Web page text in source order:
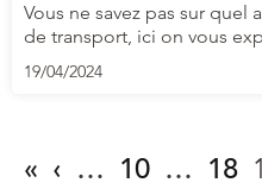
Vous ne savez pas sur quel
de transport, ici on vous
19/04/2024
« ‹ … 10 … 18